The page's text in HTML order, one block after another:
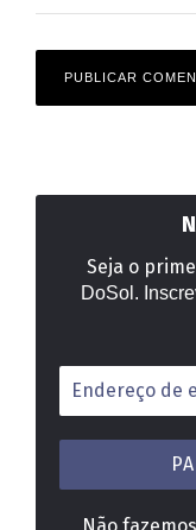
Seja o
DoSol.
Endereço
de
e-
mail